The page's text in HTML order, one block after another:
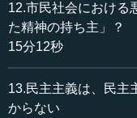
今、民主主義と言わ
れた民主主義と丸っ
日本の民主主義、憲
も丸っきり違います。
今はどちらかといえ
12.市民社会における
た精神の持ち主」？
15分12秒
13.民主主義は、民主
からない